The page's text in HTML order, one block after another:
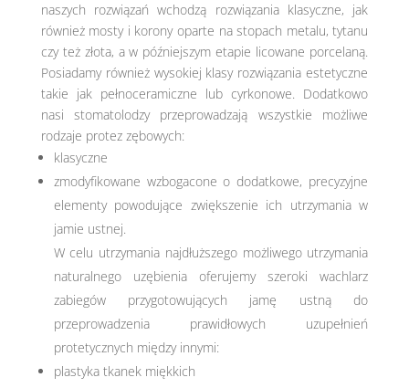
naszych rozwiązań wchodzą rozwiązania klasyczne, jak
również mosty i korony oparte na stopach metalu, tytanu
czy też złota, a w późniejszym etapie licowane porcelaną.
Posiadamy również wysokiej klasy rozwiązania estetyczne
takie jak pełnoceramiczne lub cyrkonowe. Dodatkowo
nasi stomatolodzy przeprowadzają wszystkie możliwe
rodzaje protez zębowych:
klasyczne
zmodyfikowane wzbogacone o dodatkowe, precyzyjne
elementy powodujące zwiększenie ich utrzymania w
jamie ustnej.
W celu utrzymania najdłuższego możliwego utrzymania
naturalnego uzębienia oferujemy szeroki wachlarz
zabiegów przygotowujących jamę ustną do
przeprowadzenia prawidłowych uzupełnień
protetycznych między innymi:
plastyka tkanek miękkich